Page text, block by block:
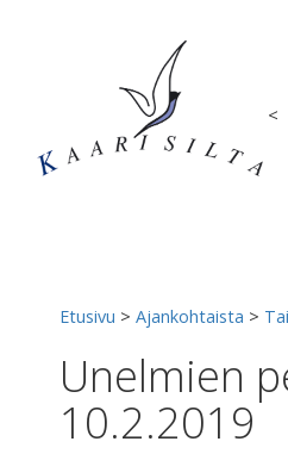
<
Etusivu > Ajankohtaista >
Unelmien
10.2.2019